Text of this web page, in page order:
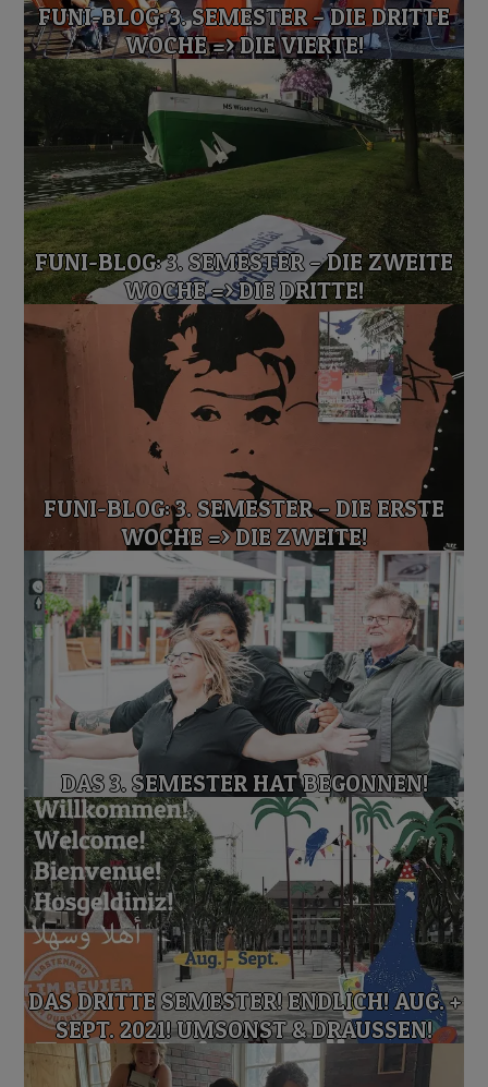
FUNI-BLOG: 3. SEMESTER – DIE DRITTE
WOCHE => DIE VIERTE!
FUNI-BLOG: 3. SEMESTER – DIE ZWEITE
WOCHE => DIE DRITTE!
FUNI-BLOG: 3. SEMESTER – DIE ERSTE
WOCHE => DIE ZWEITE!
DAS 3. SEMESTER HAT BEGONNEN!
DAS DRITTE SEMESTER! ENDLICH! AUG. +
SEPT. 2021! UMSONST & DRAUSSEN!